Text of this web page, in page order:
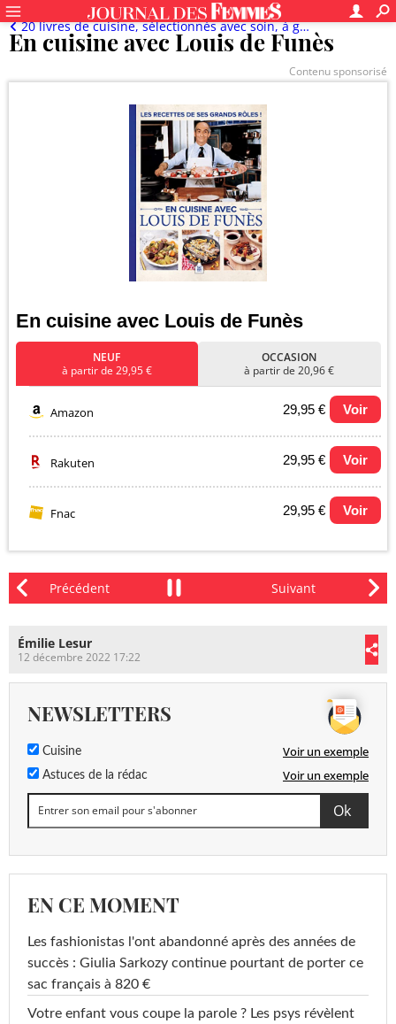
En cuisine avec Louis de Funès
20 livres de cuisine, sélectionnés avec soin, à glisser sous le sapin
Contenu sponsorisé
En cuisine avec Louis de Funès
NEUF
à partir de 29,95 €
OCCASION
à partir de 20,96 €
Amazon 29,95 € Voir
Rakuten 29,95 € Voir
Fnac 29,95 € Voir
Émilie Lesur
12 décembre 2022 17:22
NEWSLETTERS
Cuisine Voir un exemple
Astuces de la rédac Voir un exemple
EN CE MOMENT
Les fashionistas l'ont abandonné après des années de
succès : Giulia Sarkozy continue pourtant de porter ce
sac français à 820 €
Votre enfant vous coupe la parole ? Les psys révèlent